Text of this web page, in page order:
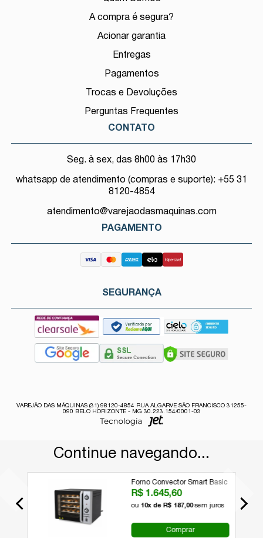
A compra é segura?
Acionar garantia
Entregas
Pagamentos
Trocas e Devoluções
Perguntas Frequentes
CONTATO
Seg. à sex, das 8h00 às 17h30
whatsapp de atendimento (compras e suporte): +55 31
8120-4854
atendimento@varejaodasmaquinas.com
PAGAMENTO
SEGURANÇA
VAREJÃO DAS MÁQUINAS (31) 98120-4854 RUA ALGARVE SÃO FRANCISCO 31255-
090 BELO HORIZONTE - MG 30.223.154/0001-03